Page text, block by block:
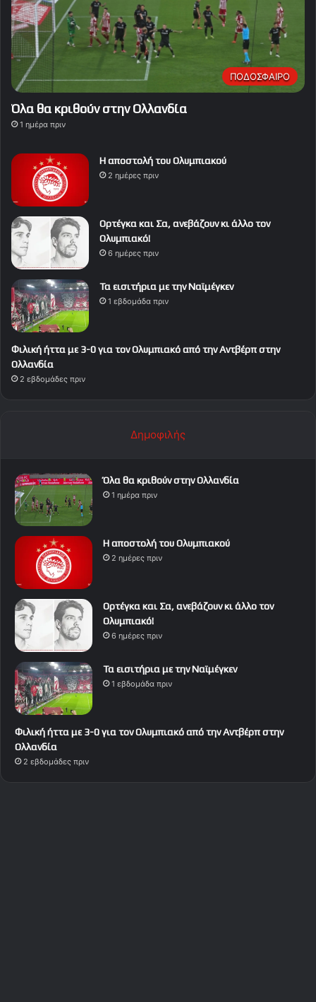
ΠΟΔΟΣΦΑΙΡΟ
Όλα θα κριθούν στην Ολλανδία
1 ημέρα πριν
Η αποστολή του Ολυμπιακού
2 ημέρες πριν
Ορτέγκα και Σα, ανεβάζουν κι άλλο τον
Ολυμπιακό!
6 ημέρες πριν
Τα εισιτήρια με την Ναϊμέγκεν
1 εβδομάδα πριν
Φιλική ήττα με 3-0 για τον Ολυμπιακό από την Αντβέρπ στην
Ολλανδία
2 εβδομάδες πριν
Δημοφιλής
Όλα θα κριθούν στην Ολλανδία
1 ημέρα πριν
Η αποστολή του Ολυμπιακού
2 ημέρες πριν
Ορτέγκα και Σα, ανεβάζουν κι άλλο τον
Ολυμπιακό!
6 ημέρες πριν
Τα εισιτήρια με την Ναϊμέγκεν
1 εβδομάδα πριν
Φιλική ήττα με 3-0 για τον Ολυμπιακό από την Αντβέρπ στην
Ολλανδία
2 εβδομάδες πριν